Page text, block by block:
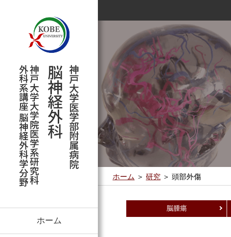
ホーム
教授挨拶
スタッフ紹介
教室の歩み
関連施設・学会
外来案内
診療実績
診療内容
研修内容
専攻医募集
専攻医からのメッセージ
研究活動
情報公開文書
業績
受賞
主催学会
イベント
ホーム ＞ 研究 ＞ 頭部外傷
脳腫瘍